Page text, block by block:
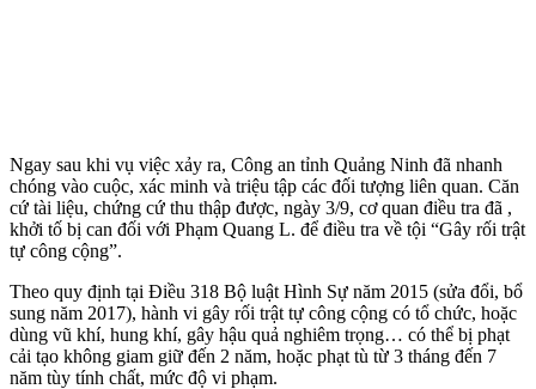
Ngay sau khi vụ việc xảy ra, Công an tỉnh Quảng Ninh đã nhanh
chóng vào cuộc, xác minh và triệu tập các đối tượng liên quan. Căn
cứ tài liệu, chứng cứ thu thập được, ngày 3/9, cơ quan điều tra đã ,
khởi tố bị can đối với Phạm Quang L. để điều tra về tội “Gây rối trật
tự công cộng”.
Theo quy định tại Điều 318 Bộ luật Hình Sự năm 2015 (sửa đổi, bổ
sung năm 2017), hành vi gây rối trật tự công cộng có tổ chức, hoặc
dùng vũ khí, hung khí, gây hậu quả nghiêm trọng… có thể bị phạt
cải tạo không giam giữ đến 2 năm, hoặc phạt tù từ 3 tháng đến 7
năm tùy tính chất, mức độ vi phạm.